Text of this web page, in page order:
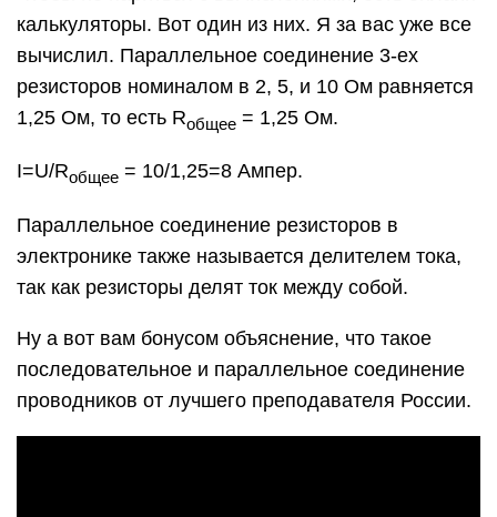
калькуляторы. Вот один из них. Я за вас уже все
вычислил. Параллельное соединение 3-ех
резисторов номиналом в 2, 5, и 10 Ом равняется
1,25 Ом, то есть Rобщее = 1,25 Ом.
I=U/Rобщее = 10/1,25=8 Ампер.
Параллельное соединение резисторов в
электронике также называется делителем тока,
так как резисторы делят ток между собой.
Ну а вот вам бонусом объяснение, что такое
последовательное и параллельное соединение
проводников от лучшего преподавателя России.